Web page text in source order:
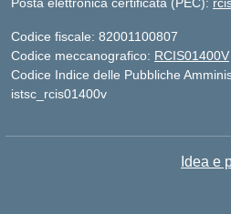
Codice fiscale: 82001100807
Codice meccanografico: RCIS01400V
Codice Indice delle Pubbliche
istsc_rcis01400v
Idea e